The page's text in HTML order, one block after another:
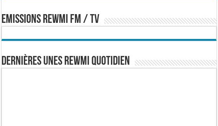
EMISSIONS REWMI FM / TV
Dernières Unes Rewmi Quotidien